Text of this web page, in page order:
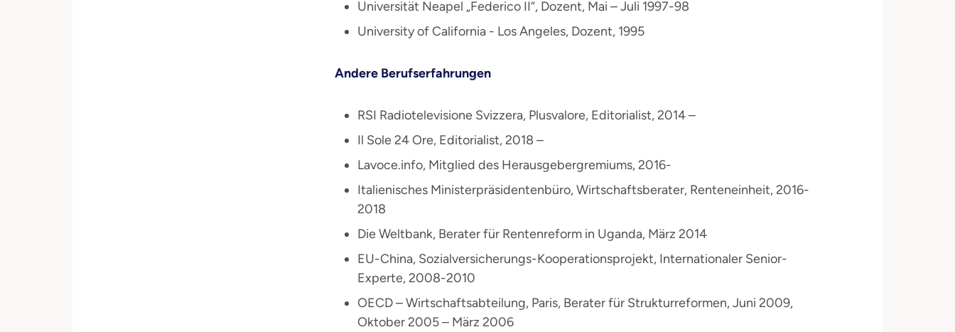
Universität Neapel „Federico II“, Dozent, Mai – Juli 1997-98
University of California - Los Angeles, Dozent, 1995
Andere Berufserfahrungen
RSI Radiotelevisione Svizzera, Plusvalore, Editorialist, 2014 –
Il Sole 24 Ore, Editorialist, 2018 –
Lavoce.info, Mitglied des Herausgebergremiums, 2016-
Italienisches Ministerpräsidentenbüro, Wirtschaftsberater, Renteneinheit, 2016-
2018
Die Weltbank, Berater für Rentenreform in Uganda, März 2014
EU-China, Sozialversicherungs-Kooperationsprojekt, Internationaler Senior-
Experte, 2008-2010
OECD – Wirtschaftsabteilung, Paris, Berater für Strukturreformen, Juni 2009,
Oktober 2005 – März 2006